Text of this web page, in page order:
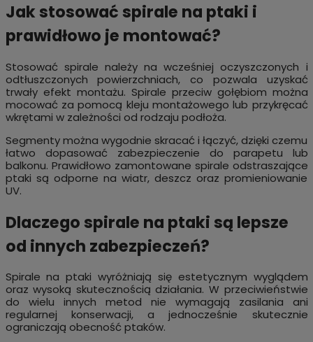
Jak stosować spirale na ptaki i
prawidłowo je montować?
Stosować spirale należy na wcześniej oczyszczonych i
odtłuszczonych powierzchniach, co pozwala uzyskać
trwały efekt montażu. Spirale przeciw gołębiom można
mocować za pomocą kleju montażowego lub przykręcać
wkrętami w zależności od rodzaju podłoża.
Segmenty można wygodnie skracać i łączyć, dzięki czemu
łatwo dopasować zabezpieczenie do parapetu lub
balkonu. Prawidłowo zamontowane spirale odstraszające
ptaki są odporne na wiatr, deszcz oraz promieniowanie
UV.
Dlaczego spirale na ptaki są lepsze
od innych zabezpieczeń?
Spirale na ptaki wyróżniają się estetycznym wyglądem
oraz wysoką skutecznością działania. W przeciwieństwie
do wielu innych metod nie wymagają zasilania ani
regularnej konserwacji, a jednocześnie skutecznie
ograniczają obecność ptaków.